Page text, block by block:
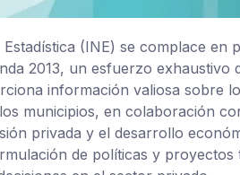
(INE) se complace en
2013, un esfuerzo exhaustivo
información valiosa sobre
municipios, en colaboración
privada y el desarrollo
de políticas y